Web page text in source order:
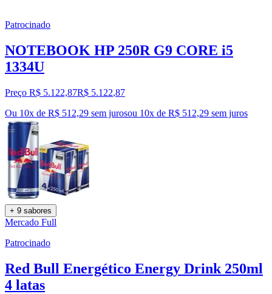
Patrocinado
NOTEBOOK HP 250R G9 CORE i5
1334U
Preço R$ 5.122,87R$ 5.122,87
Ou 10x de R$ 512,29 sem jurosou 10x de R$ 512,29 sem juros
+ 9 sabores
Mercado Full
Patrocinado
Red Bull Energético Energy Drink 250ml
4 latas